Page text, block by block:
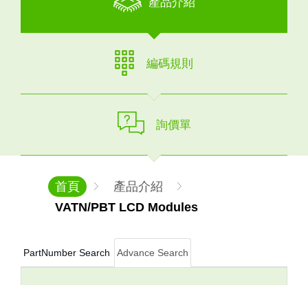
編碼規則
詢價單
首頁
產品介紹
VATN/PBT LCD Modules
PartNumber Search Advance Search